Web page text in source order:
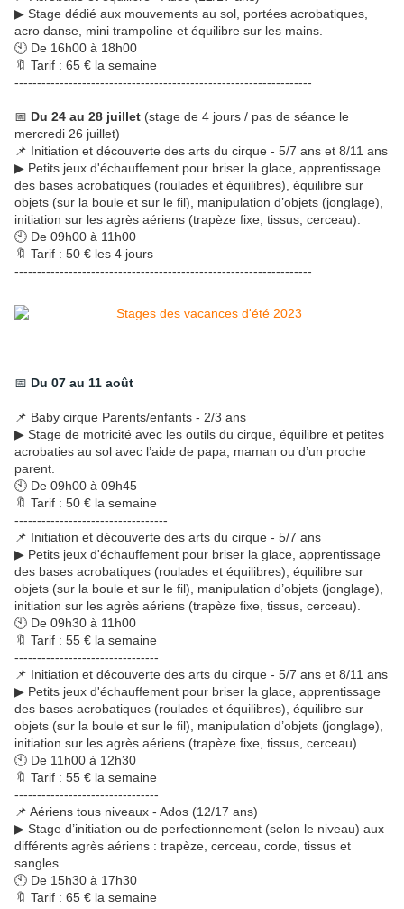
▶ Stage dédié aux mouvements au sol, portées acrobatiques,
acro danse, mini trampoline et équilibre sur les mains.
🕙 De 16h00 à 18h00
🔖 Tarif : 65 € la semaine
------------------------------------------------------------------
📅 Du 24 au 28 juillet (stage de 4 jours / pas de séance le
mercredi 26 juillet)
📌 Initiation et découverte des arts du cirque - 5/7 ans et 8/11 ans
▶ Petits jeux d'échauffement pour briser la glace, apprentissage
des bases acrobatiques (roulades et équilibres), équilibre sur
objets (sur la boule et sur le fil), manipulation d’objets (jonglage),
initiation sur les agrès aériens (trapèze fixe, tissus, cerceau).
🕙 De 09h00 à 11h00
🔖 Tarif : 50 € les 4 jours
------------------------------------------------------------------
📅 Du 07 au 11 août
📌 Baby cirque Parents/enfants - 2/3 ans
▶ Stage de motricité avec les outils du cirque, équilibre et petites
acrobaties au sol avec l’aide de papa, maman ou d’un proche
parent.
🕙 De 09h00 à 09h45
🔖 Tarif : 50 € la semaine
----------------------------------
📌 Initiation et découverte des arts du cirque - 5/7 ans
▶ Petits jeux d'échauffement pour briser la glace, apprentissage
des bases acrobatiques (roulades et équilibres), équilibre sur
objets (sur la boule et sur le fil), manipulation d’objets (jonglage),
initiation sur les agrès aériens (trapèze fixe, tissus, cerceau).
🕙 De 09h30 à 11h00
🔖 Tarif : 55 € la semaine
--------------------------------
📌 Initiation et découverte des arts du cirque - 5/7 ans et 8/11 ans
▶ Petits jeux d'échauffement pour briser la glace, apprentissage
des bases acrobatiques (roulades et équilibres), équilibre sur
objets (sur la boule et sur le fil), manipulation d’objets (jonglage),
initiation sur les agrès aériens (trapèze fixe, tissus, cerceau).
🕙 De 11h00 à 12h30
🔖 Tarif : 55 € la semaine
--------------------------------
📌 Aériens tous niveaux - Ados (12/17 ans)
▶ Stage d’initiation ou de perfectionnement (selon le niveau) aux
différents agrès aériens : trapèze, cerceau, corde, tissus et
sangles
🕙 De 15h30 à 17h30
🔖 Tarif : 65 € la semaine